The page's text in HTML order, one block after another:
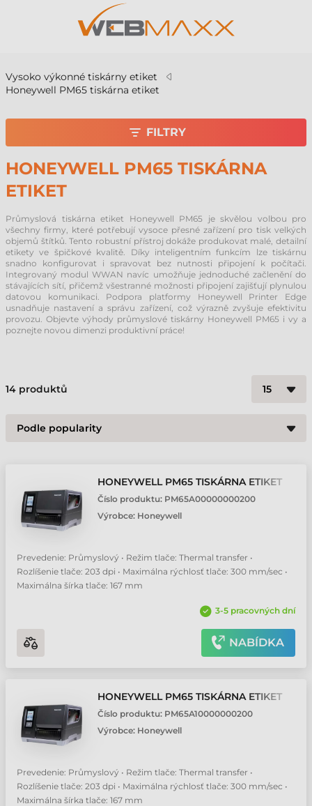
Vysoko výkonné tiskárny etiket
Honeywell PM65 tiskárna etiket
HONEYWELL PM65 TISKÁRNA
ETIKET
Průmyslová tiskárna etiket Honeywell PM65 je skvělou volbou pro
všechny firmy, které potřebují vysoce přesné zařízení pro tisk velkých
objemů štítků. Tento robustní přístroj dokáže produkovat malé, detailní
etikety ve špičkové kvalitě. Díky inteligentním funkcím lze tiskárnu
snadno konfigurovat i spravovat bez nutnosti připojení k počítači.
Integrovaný modul WWAN navíc umožňuje jednoduché začlenění do
stávajících sítí, přičemž všestranné možnosti připojení zajišťují plynulou
datovou komunikaci. Podpora platformy Honeywell Printer Edge
usnadňuje nastavení a správu zařízení, což výrazně zvyšuje efektivitu
provozu. Objevte výhody průmyslové tiskárny Honeywell PM65 i vy a
poznejte novou dimenzi produktivní práce!
14 produktů
HONEYWELL PM65 TISKÁRNA ETIKET
Číslo produktu: PM65A00000000200
Výrobce: Honeywell
Prevedenie: Průmyslový • Režim tlače: Thermal transfer •
Rozlíšenie tlače: 203 dpi • Maximálna rýchlosť tlače: 300 mm/sec •
Maximálna šírka tlače: 167 mm
3-5 pracovných dní
NABÍDKA
HONEYWELL PM65 TISKÁRNA ETIKET
Číslo produktu: PM65A10000000200
Výrobce: Honeywell
Prevedenie: Průmyslový • Režim tlače: Thermal transfer •
Rozlíšenie tlače: 203 dpi • Maximálna rýchlosť tlače: 300 mm/sec •
Maximálna šírka tlače: 167 mm
FILTRY